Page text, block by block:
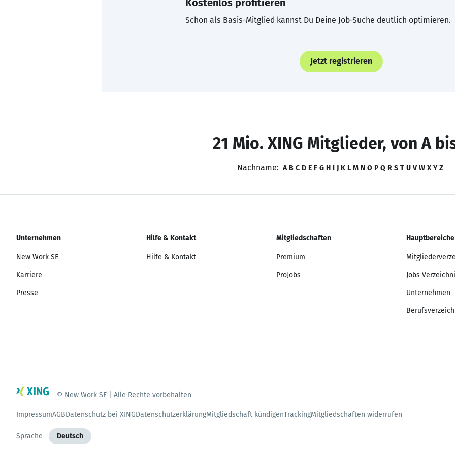
Kostenlos profitieren
Schon als Basis-Mitglied kannst Du Deine Job-Suche deutlich optimieren.
Jetzt registrieren
21 Mio. XING Mitglieder, von A
Nachname: A B C D E F G H I J K L M N O P Q R S T U V W X Y Z
Unternehmen
New Work SE
Karriere
Presse
Hilfe & Kontakt
Hilfe & Kontakt
Mitgliedschaften
Premium
ProJobs
Hauptbereiche
Jobs
Unternehmen
© New Work SE | Alle Rechte vorbehalten
ImpressumAGBDatenschutz bei XINGDatenschutzerklärungMitgliedschaft kündigenTrackingMitgliedschaften widerrufen
Sprache Deutsch